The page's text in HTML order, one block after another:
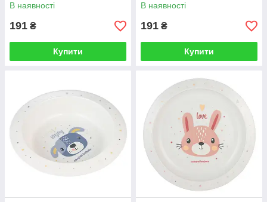
В наявності
191 ₴
Купити
В наявності
191 ₴
Купити